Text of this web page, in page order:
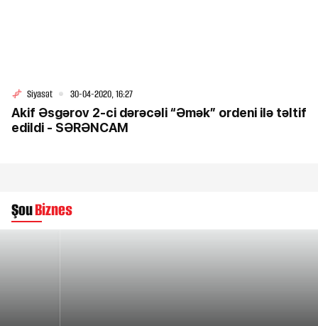
Siyasət 30-04-2020, 16:27
Akif Əsgərov 2-ci dərəcəli “Əmək” ordeni ilə təltif
edildi - SƏRƏNCAM
ŞouBiznes